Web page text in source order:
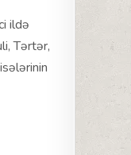
ildə
Tərtər,